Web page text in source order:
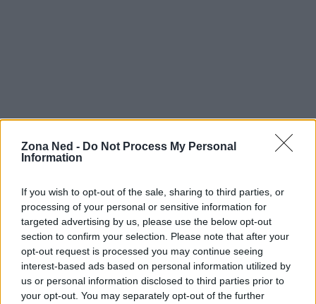
Zona Ned - Do Not Process My Personal
Information
If you wish to opt-out of the sale, sharing to third parties, or
processing of your personal or sensitive information for
targeted advertising by us, please use the below opt-out
section to confirm your selection. Please note that after your
opt-out request is processed you may continue seeing
interest-based ads based on personal information utilized by
us or personal information disclosed to third parties prior to
your opt-out. You may separately opt-out of the further
AUTORE
Staff